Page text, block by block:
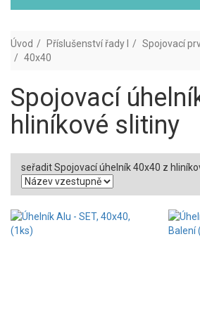
Úvod Příslušenství řady I Spojovací
40x40
Spojovací
hliníkové slitiny
seřadit Spojovací úhelník 40x40 z